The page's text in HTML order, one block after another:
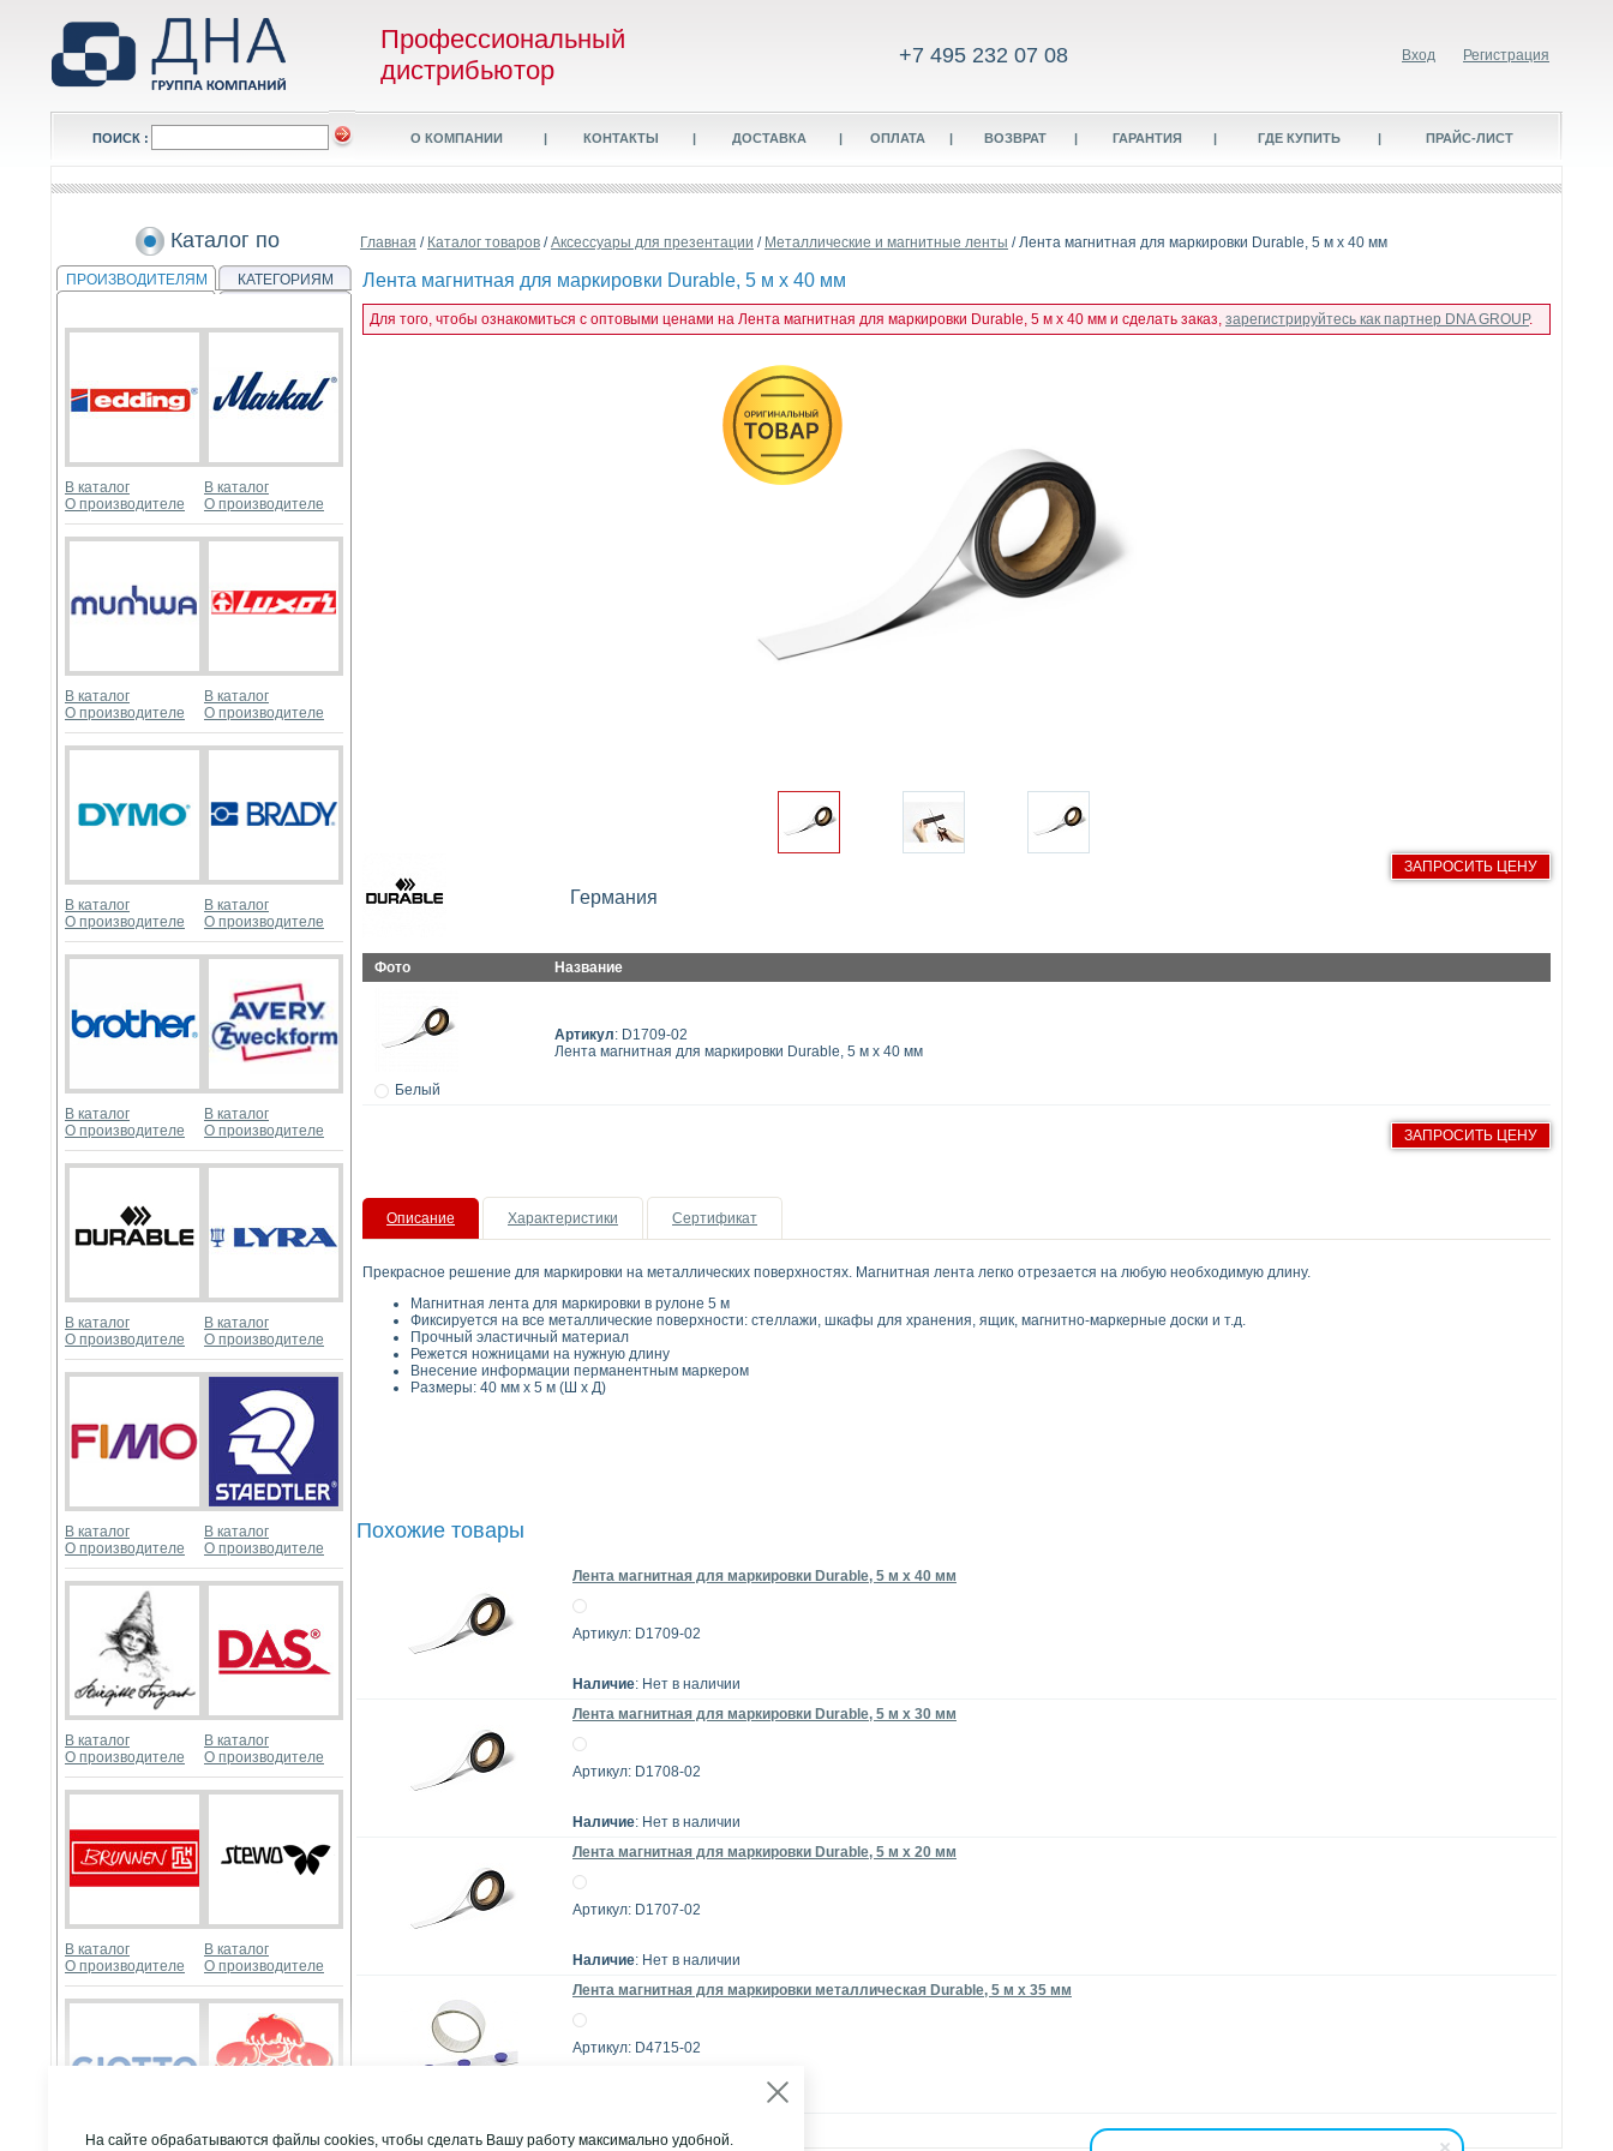
Профессиональный
дистрибьютор
+7 495 232 07 08 Вход Регистрация
ПОИСК : О КОМПАНИИ | КОНТАКТЫ | ДОСТАВКА | ОПЛАТА | ВОЗВРАТ | ГАРАНТИЯ | ГДЕ КУПИТЬ | ПРАЙС-ЛИСТ
Каталог по
ПРОИЗВОДИТЕЛЯМ КАТЕГОРИЯМ
В каталог
О производителе
В каталог
О производителе
В каталог
О производителе
В каталог
О производителе
В каталог
О производителе
В каталог
О производителе
В каталог
О производителе
В каталог
О производителе
В каталог
О производителе
В каталог
О производителе
В каталог
О производителе
В каталог
О производителе
В каталог
О производителе
В каталог
О производителе
В каталог
О производителе
В каталог
О производителе
Развернуть
Главная / Каталог товаров /Аксессуары для презентации / Металлические и магнитные ленты / Лента магнитная для маркировки Durable, 5 м х 40 мм
Лента магнитная для маркировки Durable, 5 м х 40 мм
Для того, чтобы ознакомиться с оптовыми ценами на Лента магнитная для маркировки Durable, 5 м х 40 мм и сделать заказ, зарегистрируйтесь как партнер DNA GROUP.
Германия
ЗАПРОСИТЬ ЦЕНУ
Фото Название
Белый
Артикул: D1709-02
Лента магнитная для маркировки Durable, 5 м х 40 мм
ЗАПРОСИТЬ ЦЕНУ
Описание Характеристики Сертификат
Прекрасное решение для маркировки на металлических поверхностях. Магнитная лента легко отрезается на любую необходимую длину.
Магнитная лента для маркировки в рулоне 5 м
Фиксируется на все металлические поверхности: стеллажи, шкафы для хранения, ящик, магнитно-маркерные доски и т.д.
Прочный эластичный материал
Режется ножницами на нужную длину
Внесение информации перманентным маркером
Размеры: 40 мм х 5 м (Ш х Д)
Похожие товары
Лента магнитная для маркировки Durable, 5 м х 40 мм
Артикул: D1709-02
Наличие: Нет в наличии
Лента магнитная для маркировки Durable, 5 м х 30 мм
Артикул: D1708-02
Наличие: Нет в наличии
Лента магнитная для маркировки Durable, 5 м х 20 мм
Артикул: D1707-02
Наличие: Нет в наличии
Лента магнитная для маркировки металлическая Durable, 5 м х 35 мм
Артикул: D4715-02
На сайте обрабатываются файлы cookies, чтобы сделать Вашу работу максимально удобной.